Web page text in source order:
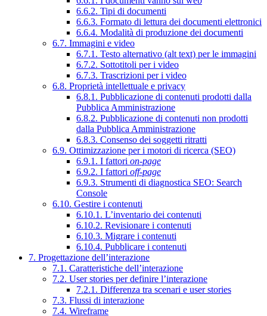
6.6.2. Tipi di documenti
6.6.3. Formato di lettura dei documenti elettronici
6.6.4. Modalità di produzione dei documenti
6.7. Immagini e video
6.7.1. Testo alternativo (alt text) per le immagini
6.7.2. Sottotitoli per i video
6.7.3. Trascrizioni per i video
6.8. Proprietà intellettuale e privacy
6.8.1. Pubblicazione di contenuti prodotti dalla
Pubblica Amministrazione
6.8.2. Pubblicazione di contenuti non prodotti
dalla Pubblica Amministrazione
6.8.3. Consenso dei soggetti ritratti
6.9. Ottimizzazione per i motori di ricerca (SEO)
6.9.1. I fattori on-page
6.9.2. I fattori off-page
6.9.3. Strumenti di diagnostica SEO: Search
Console
6.10. Gestire i contenuti
6.10.1. L’inventario dei contenuti
6.10.2. Revisionare i contenuti
6.10.3. Migrare i contenuti
6.10.4. Pubblicare i contenuti
7. Progettazione dell’interazione
7.1. Caratteristiche dell’interazione
7.2. User stories per definire l’interazione
7.2.1. Differenza tra scenari e user stories
7.3. Flussi di interazione
7.4. Wireframe